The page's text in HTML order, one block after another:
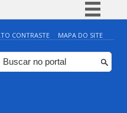
Simplifique!
Comunica BR
Participe
CONTRASTE MAPA DO SITE